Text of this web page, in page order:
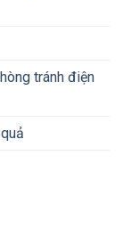
tránh điện